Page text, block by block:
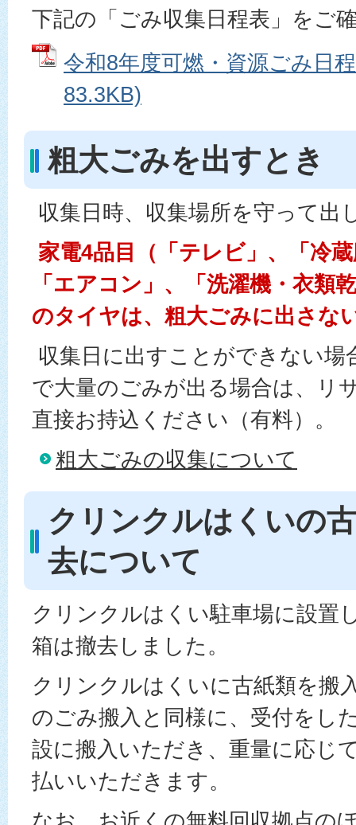
下記の「ごみ収集日程表」をご
令和8年度可燃・資源ごみ日
83.3KB)
粗大ごみを出すとき
収集日時、収集場所を守って出
家電4品目（「テレビ」、「冷
「エアコン」、「洗濯機・衣類
のタイヤは、粗大ごみに出さな
収集日に出すことができない場
で大量のごみが出る場合は、リ
直接お持込ください（有料）。
粗大ごみの収集について
クリンクルはくいの
去について
クリンクルはくい駐車場に設置
箱は撤去しました。
クリンクルはくいに古紙類を搬
のごみ搬入と同様に、受付をし
設に搬入いただき、重量に応じ
払いいただきます。